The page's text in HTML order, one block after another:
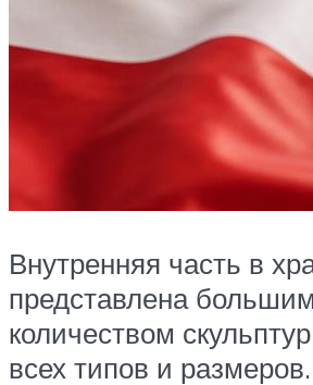
Внутренняя часть в
представлена большим
количеством
всех типов и